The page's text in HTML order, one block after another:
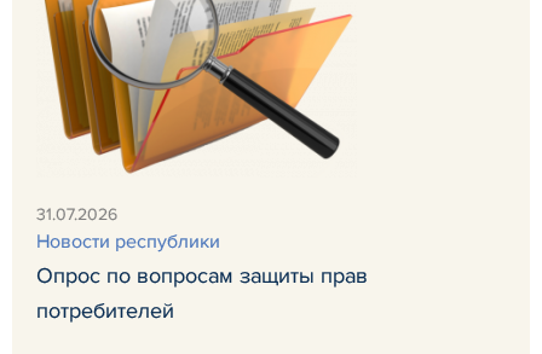
31.07.2026
Новости республики
Опрос по вопросам защиты прав
потребителей